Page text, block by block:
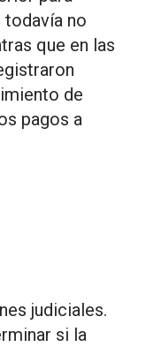
no
que en las
de
pagos a
judiciales.
si la